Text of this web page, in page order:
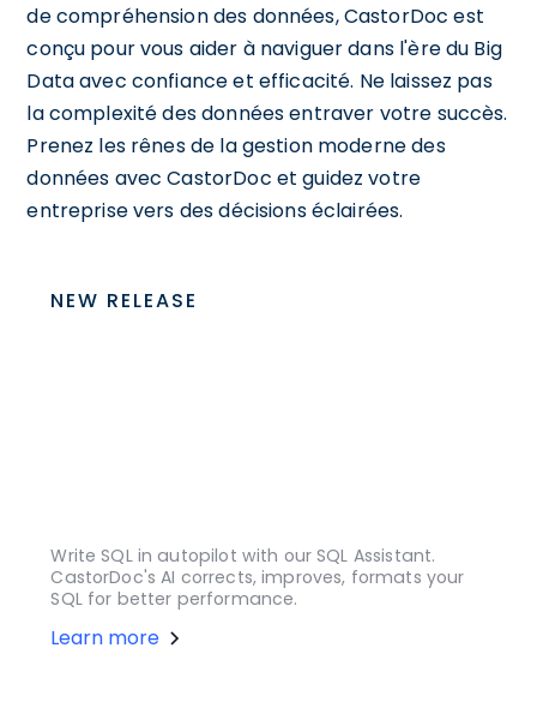
de compréhension des données, CastorDoc est
conçu pour vous aider à naviguer dans l'ère du Big
Data avec confiance et efficacité. Ne laissez pas
la complexité des données entraver votre succès.
Prenez les rênes de la gestion moderne des
données avec CastorDoc et guidez votre
entreprise vers des décisions éclairées.
NEW RELEASE
Write SQL in autopilot with our SQL Assistant.
CastorDoc's AI corrects, improves, formats your
SQL for better performance.
Learn more